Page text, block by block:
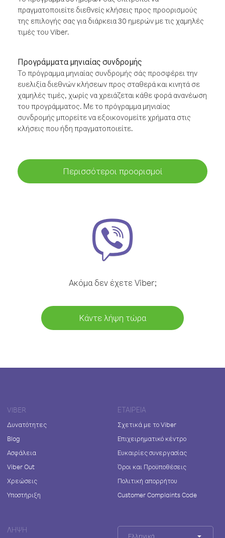
πραγματοποιείτε διεθνείς κλήσεις προς προορισμούς
της επιλογής σας για διάρκεια 30 ημερών με τις χαμηλές
τιμές του Viber.
Προγράμματα μηνιαίας συνδρομής
Το πρόγραμμα μηνιαίας συνδρομής σάς προσφέρει την
ευελιξία διεθνών κλήσεων προς σταθερά και κινητά σε
χαμηλές τιμές, χωρίς να χρειάζεται κάθε φορά ανανέωση
του προγράμματος. Με το πρόγραμμα μηνιαίας
συνδρομής μπορείτε να εξοικονομείτε χρήματα στις
κλήσεις που ήδη πραγματοποιείτε.
Περισσότεροι προορισμοί
Ακόμα δεν έχετε Viber;
Κάντε λήψη τώρα
VIBER
Δυνατότητες
Blog
Ασφάλεια
Viber Out
Χρεώσεις
Υποστήριξη
ΕΤΑΙΡΕΊΑ
Σχετικά με το Viber
Επιχειρηματικό κέντρο
Ευκαιρίες συνεργασίας
Όροι και Προϋποθέσεις
Πολιτική απορρήτου
Customer Complaints Code
ΛΉΨΗ
Ελληνικά